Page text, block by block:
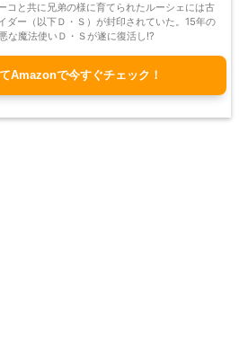
コと共に兄弟の様に育てられたルーシェには古
ダー（以下Ｄ・Ｓ）が封印されていた。15年の
な魔法使いＤ・Ｓが遂に復活し!?
Amazonで今すぐチェック！